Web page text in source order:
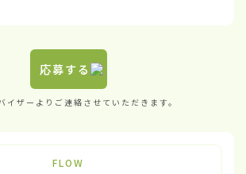
応募する
イザーよりご連絡させていただきます。
FLOW